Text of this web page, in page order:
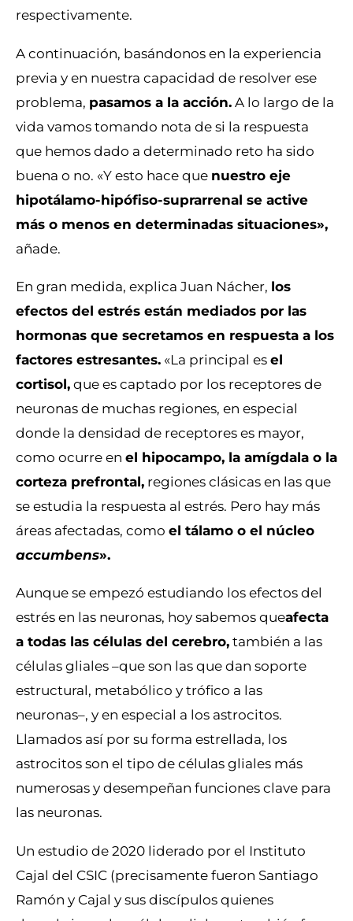
respectivamente.
A continuación, basándonos en la experiencia
previa y en nuestra capacidad de resolver ese
problema, pasamos a la acción.A lo largo de la
vida vamos tomando nota de si la respuesta
que hemos dado a determinado reto ha sido
buena o no. «Y esto hace que nuestro eje
hipotálamo-hipófiso-suprarrenal se active
más o menos en determinadas situaciones»,
añade.
En gran medida, explica Juan Nácher, los
efectos del estrés están mediados por las
hormonas que secretamos en respuesta a los
factores estresantes. «La principal esel
cortisol,que es captado por los receptores de
neuronas de muchas regiones, en especial
donde la densidad de receptores es mayor,
como ocurre en el hipocampo, la amígdala o la
corteza prefrontal, regiones clásicas en las que
se estudia la respuesta al estrés. Pero hay más
áreas afectadas, como el tálamo o el núcleo
accumbens».
Aunque se empezó estudiando los efectos del
estrés en las neuronas, hoy sabemos queafecta
a todas las células del cerebro,también a las
células gliales –que son las que dan soporte
estructural, metabólico y trófico a las
neuronas–, y en especial a los astrocitos.
Llamados así por su forma estrellada, los
astrocitos son el tipo de células gliales más
numerosas y desempeñan funciones clave para
las neuronas.
Un estudio de 2020 liderado por el Instituto
Cajal del CSIC (precisamente fueron Santiago
Ramón y Cajal y sus discípulos quienes